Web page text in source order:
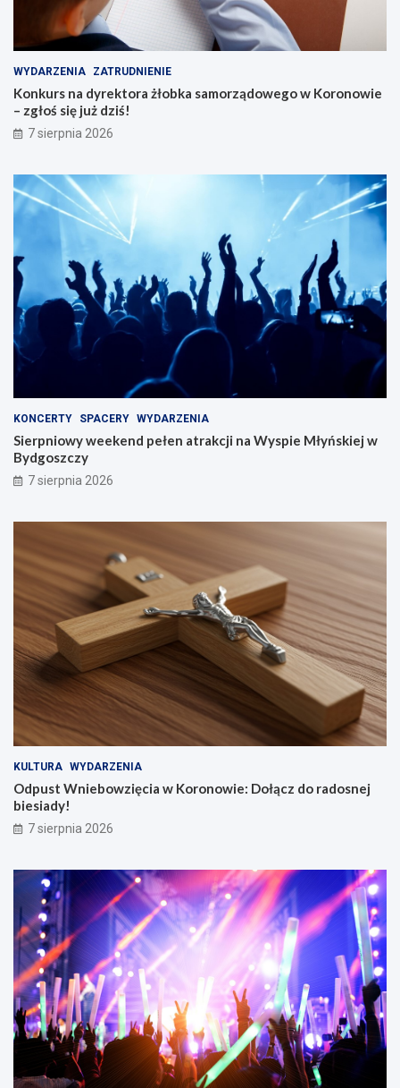
WYDARZENIA ZATRUDNIENIE
Konkurs na dyrektora żłobka samorządowego w Koronowie
– zgłoś się już dziś!
7 sierpnia 2026
KONCERTY SPACERY WYDARZENIA
Sierpniowy weekend pełen atrakcji na Wyspie Młyńskiej w
Bydgoszczy
7 sierpnia 2026
KULTURA WYDARZENIA
Odpust Wniebowzięcia w Koronowie: Dołącz do radosnej
biesiady!
7 sierpnia 2026